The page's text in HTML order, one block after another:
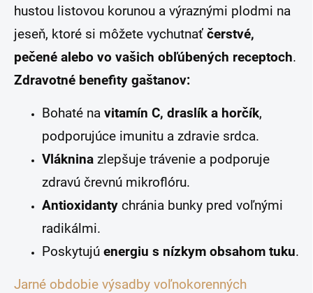
hustou listovou korunou a výraznými plodmi na
jeseň, ktoré si môžete vychutnať čerstvé,
pečené alebo vo vašich obľúbených receptoch.
Zdravotné benefity gaštanov:
Bohaté na vitamín C, draslík a horčík,
podporujúce imunitu a zdravie srdca.
Vláknina zlepšuje trávenie a podporuje
zdravú črevnú mikroflóru.
Antioxidanty chránia bunky pred voľnými
radikálmi.
Poskytujú energiu s nízkym obsahom tuku.
Jarné obdobie výsadby voľnokorenných